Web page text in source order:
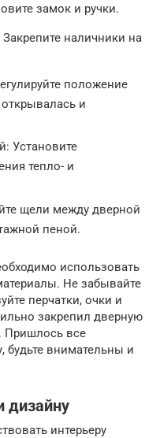
замок и ручки.
наличники на
положение
и
Установите
тепло- и
щели между дверной
пеной.
использовать
Не забывайте
перчатки, очки и
закрепил дверную
Пришлось все
будьте внимательны и
дизайну
интерьеру